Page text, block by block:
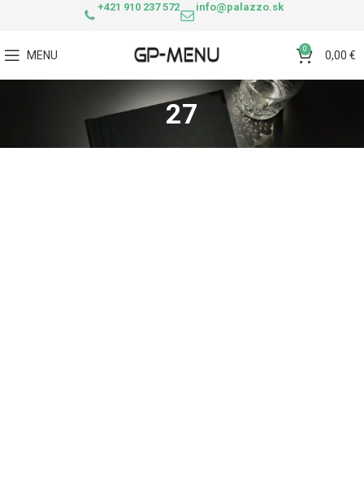
+421 910 237 572 info@palazzo.sk
MENU 0 0,00 €
27